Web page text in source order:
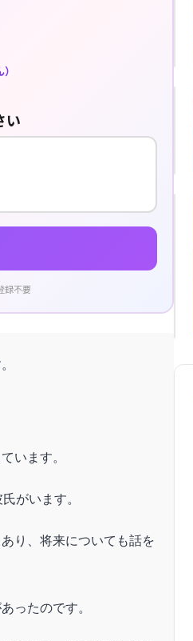
い
録不要
います。
がいます。
り、将来についても話を
ったのです。